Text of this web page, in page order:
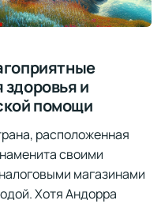
и
помощи
расположенная
своими
магазинами
Хотя Андорра